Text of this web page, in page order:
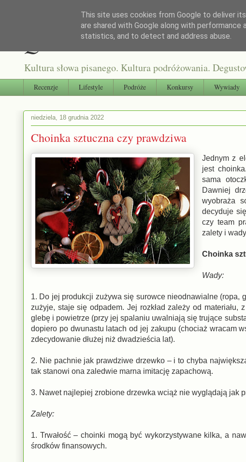
Qultura słowa
Kultura słowa pisanego. Kultura podróżowania.
Recenzje Lifestyle Podróże Konkursy Wywiady
niedziela, 18 grudnia 2022
Choinka sztuczna czy prawdziwa
Jednym z
jest
sama
Dawniej
wyobraża
decyduje
czy team
zalety i
Choinka
Wady:
1. Do jej produkcji zużywa się surowce nieodnawialne
zużyje, staje się odpadem. Jej rozkład zależy od
glebę i powietrze (przy jej spalaniu uwalniają się trujące
dopiero po dwunastu latach od jej zakupu (chociaż wracam
zdecydowanie dłużej niż dwadzieścia lat).
2. Nie pachnie jak prawdziwe drzewko – i to chyba
tak stanowi ona zaledwie marna imitację zapachową.
3. Nawet najlepiej zrobione drzewka wciąż nie wyglądają jak
Zalety:
1. Trwałość – choinki mogą być wykorzystywane kilka, a
środków finansowych.
This site uses cookies from Google to deliver
are shared with Google along with
statistics, and to detect and address abuse.